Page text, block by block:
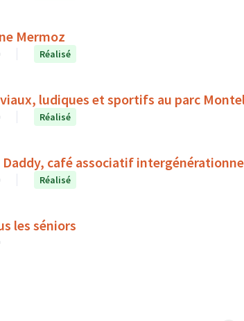
Mermoz
Réalisé
ludiques et sportifs au parc
Réalisé
café associatif
Réalisé
les séniors